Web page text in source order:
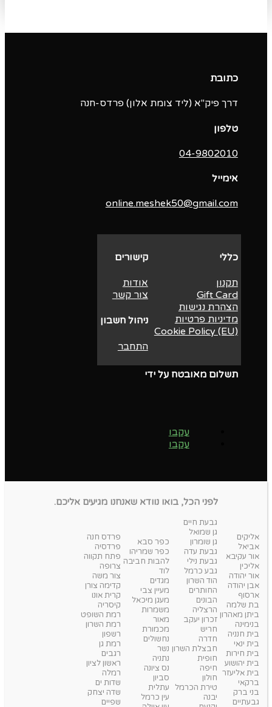
תשלום מאובטח על ידי
עקבו
עקבו
קישורים
אודות
צור קשר
ניהול חשבון
התחבר
כללי
תקנון
Gift Card
הצהרת נגישות
מדיניות פרטיות
Cookie Policy (EU)
כתובת
דרך פיק"א (ליד צומת אלון) פרדס-חנה
טלפון
04-9802010‬
אימייל
online.meshek50@gmail.com
לפני הכל, בואו נוודא שאנחנו מגיעים אליכם.
אליקים
אביאל
אור עקיבא
אליכין
אור יהודה
אבן יהודה
ארסוף
בת שלמה
ביתן מאהרון
בנימינה
בית חנניה
בית ינאי
בית חירות
בית יהושוע
בית אליעזר
ברקאי
בני ברק
גבעתיים
גבעת חיים
גן שמואל
גן שומרון
גבעת עדה
גבעת נילי
גבע כרמל
הוד השרון
החותרים
הבונים
הרצליה
זכרון יעקב
חריש
חדרה
חבצלת השרון
חופית
חיפה
חולון
טירת הכרמל
יבנה
כפר סבא
כפר שמריהו
להבות חביבה
לוד
מגדים
מעיין צבי
מעגן מיכאל
משמרות
מאור
מכמורת
נחשולים
נשר
נתניה
נס ציונה
סביון
עתלית
עין כרמל
פרדס חנה
פרדסיה
פתח תקווה
צרופה
צור משה
קדימה צורן
קרית אונו
קיסריה
רמת השופט
רמת השרון
רשפון
רמת גן
רגבים
ראשון לציון
רמלה
שדות ים
שדה יצחק
שפיים